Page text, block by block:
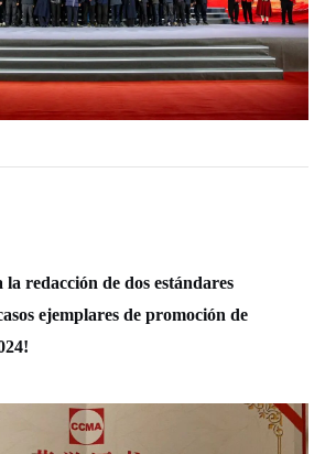
redacción de dos estándares
ejemplares de promoción de